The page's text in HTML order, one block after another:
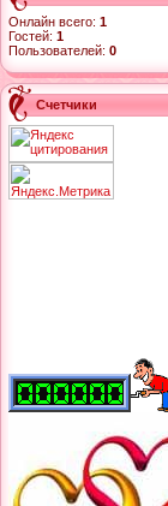
Онлайн всего: 1
Гостей: 1
Пользователей: 0
Счетчики